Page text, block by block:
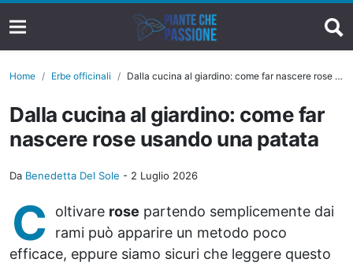
Home Erbe officinali Dalla cucina al giardino: come far nascere rose usando una patata
Dalla cucina al giardino: come far
nascere rose usando una patata
Da Benedetta Del Sole - 2 Luglio 2026
C oltivare rose partendo semplicemente dai
rami può apparire un metodo poco
efficace, eppure siamo sicuri che leggere questo